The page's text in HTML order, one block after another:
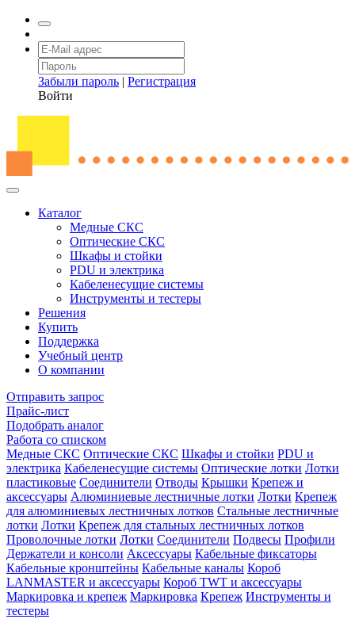
Забыли пароль | Регистрация
Войти
Каталог
Медные СКС
Оптические СКС
Шкафы и стойки
PDU и электрика
Кабеленесущие системы
Инструменты и тестеры
Решения
Купить
Поддержка
Учебный центр
О компании
Отправить запрос
Прайс-лист
Подобрать аналог
Работа со списком
Медные СКС Оптические СКС Шкафы и стойки PDU и
электрика Кабеленесущие системы Оптические лотки Лотки
пластиковые Соединители Отводы Крышки Крепеж и
аксессуары Алюминиевые лестничные лотки Лотки Крепеж
для алюминиевых лестничных лотков Стальные лестничные
лотки Лотки Крепеж для стальных лестничных лотков
Проволочные лотки Лотки Соединители Подвесы Профили
Держатели и консоли Аксессуары Кабельные фиксаторы
Кабельные кронштейны Кабельные каналы Короб
LANMASTER и аксессуары Короб TWT и аксессуары
Маркировка и крепеж Маркировка Крепеж Инструменты и
тестеры